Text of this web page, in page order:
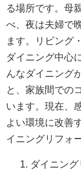
る場所です。母
べ、夜は夫婦で
ます。リビング
ダイニング中心
んなダイニング
と、家族間での
います。現在、
よい環境に改善
イニングリフォ
ダイニン